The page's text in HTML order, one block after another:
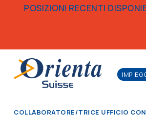
POSIZIONI RECENTI
COLLABORATORE/TRICE UFFICIO